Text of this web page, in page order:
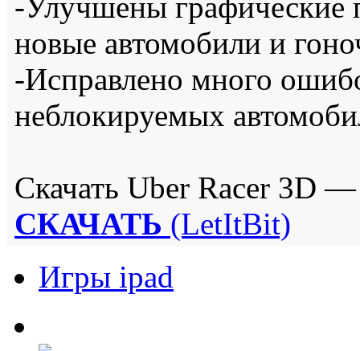
-Улучшены графические
новые автомобили и
-Исправлено много
неблокируемых
Скачать Uber Racer 3D
СКАЧАТЬ (LetItBit)
Игры ipad